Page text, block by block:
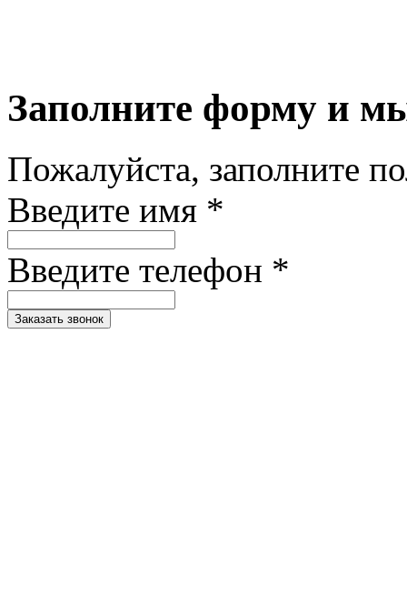
Заполните форму и
Пожалуйста, заполните
Введите имя *
Введите телефон *